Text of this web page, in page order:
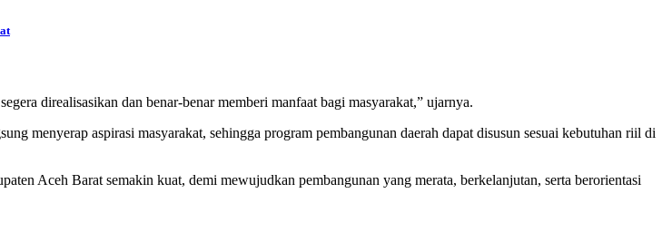
direalisasikan dan benar-benar memberi manfaat bagi masyarakat,” ujarnya.
menyerap aspirasi masyarakat, sehingga program pembangunan daerah dapat disusun sesuai kebutuhan riil di
Aceh Barat semakin kuat, demi mewujudkan pembangunan yang merata, berkelanjutan, serta berorientasi